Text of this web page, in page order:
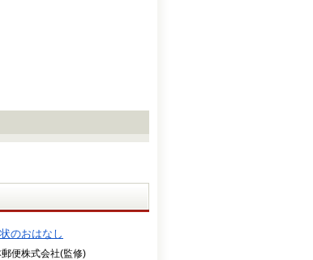
のおはなし
便株式会社(監修)